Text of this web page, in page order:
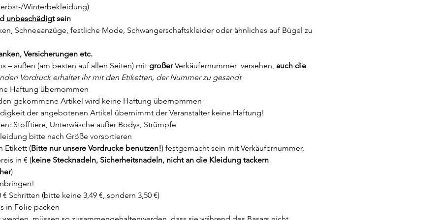
Winterbekleidung)
unbeschädigt sein
Schneeanzüge, festliche Mode, Schwangerschaftskleider oder ähnliches auf Bügel zu
Versicherungen etc.
– außen (am besten auf allen Seiten) mit großer Verkäufernummer  versehen, auch die
Vordruck erhaltet ihr mit den Etiketten, der Nummer zu gesandt
Haftung übernommen
gekommene Artikel wird keine Haftung übernommen
der angebotenen Artikel übernimmt der Veranstalter keine Haftung!
Stofftiere, Unterwäsche außer Bodys, Strümpfe
bitte nach Größe vorsortieren
Etikett (Bitte nur unsere Vordrucke benutzen!) festgemacht sein mit Verkäufernummer,
in € (keine Stecknadeln, Sicherheitsnadeln, nicht an die Kleidung tackern
)
Schritten (bitte keine 3,49 €, sondern 3,50 €)
in Folie packen